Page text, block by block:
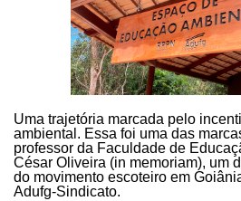
Uma trajetória marcada pelo
ambiental. Essa foi uma das
professor da Faculdade de
César Oliveira (in memoriam), um
do movimento escoteiro em
Adufg-Sindicato.